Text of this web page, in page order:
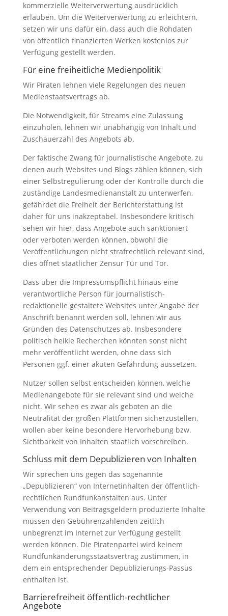
kommerzielle Weiterverwertung ausdrücklich
erlauben. Um die Weiterverwertung zu erleichtern,
setzen wir uns dafür ein, dass auch die Rohdaten
von öffentlich finanzierten Werken kostenlos zur
Verfügung gestellt werden.
Für eine freiheitliche Medienpolitik
Wir Piraten lehnen viele Regelungen des neuen
Medienstaatsvertrags ab.
Die Notwendigkeit, für Streams eine Zulassung
einzuholen, lehnen wir unabhängig von Inhalt und
Zuschauerzahl des Angebots ab.
Der faktische Zwang für journalistische Angebote, zu
denen auch Websites und Blogs zählen können, sich
einer Selbstregulierung oder der Kontrolle durch die
zuständige Landesmedienanstalt zu unterwerfen,
gefährdet die Freiheit der Berichterstattung ist
daher für uns inakzeptabel. Insbesondere kritisch
sehen wir hier, dass Angebote auch sanktioniert
oder verboten werden können, obwohl die
Veröffentlichungen nicht strafrechtlich relevant sind,
dies öffnet staatlicher Zensur Tür und Tor.
Dass über die Impressumspflicht hinaus eine
verantwortliche Person für journalistisch-
redaktionelle gestaltete Websites unter Angabe der
Anschrift benannt werden soll, lehnen wir aus
Gründen des Datenschutzes ab. Insbesondere
politisch heikle Recherchen könnten sonst nicht
mehr veröffentlicht werden, ohne dass sich
Personen ggf. einer akuten Gefährdung aussetzen.
Nutzer sollen selbst entscheiden können, welche
Medienangebote für sie relevant sind und welche
nicht. Wir sehen es zwar als geboten an die
Neutralität der großen Plattformen sicherzustellen,
wollen aber keine besondere Hervorhebung bzw.
Sichtbarkeit von Inhalten staatlich vorschreiben.
Schluss mit dem Depublizieren von Inhalten
Wir sprechen uns gegen das sogenannte
„Depublizieren“ von Internetinhalten der öffentlich-
rechtlichen Rundfunkanstalten aus. Unter
Verwendung von Beitragsgeldern produzierte Inhalte
müssen den Gebührenzahlenden zeitlich
unbegrenzt im Internet zur Verfügung gestellt
werden können. Die Piratenpartei wird keinem
Rundfunkänderungsstaatsvertrag zustimmen, in
dem ein entsprechender Depublizierungs-Passus
enthalten ist.
Barrierefreiheit öffentlich-rechtlicher
Angebote